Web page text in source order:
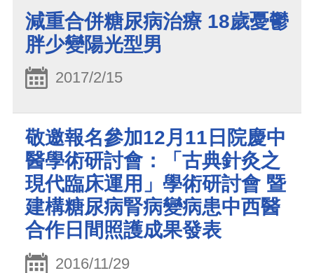
減重合併糖尿病治療 18歲憂鬱
胖少變陽光型男
2017/2/15
敬邀報名參加12月11日院慶中
醫學術研討會：「古典針灸之
現代臨床運用」學術研討會 暨
建構糖尿病腎病變病患中西醫
合作日間照護成果發表
2016/11/29